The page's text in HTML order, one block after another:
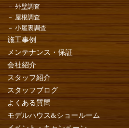
外壁調査
屋根調査
小屋裏調査
施工事例
メンテナンス・保証
会社紹介
スタッフ紹介
スタッフブログ
よくある質問
モデルハウス&ショールーム